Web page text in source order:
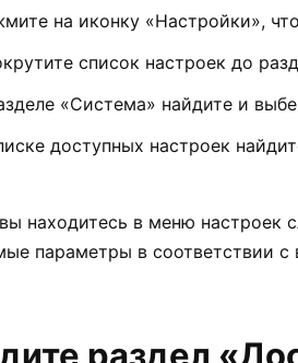
на иконку «Настройки»,
список настроек до
«Система» найдите и
доступных настроек
находитесь в меню настроек
параметры в соответствии